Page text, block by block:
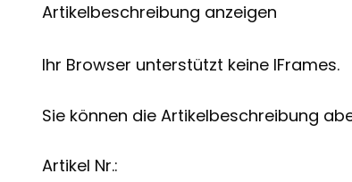
Artikelbeschreibung anzeigen
Ihr Browser unterstützt keine IFrames.
Sie können die Artikelbeschreibung
Artikel Nr.: